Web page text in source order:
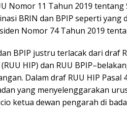
Nomor 11 Tahun 2019
BRIN dan BPIP seperti yang
Nomor 74 Tahun 2019
BPIP justru terlacak dari draf
HIP) dan RUU
Dalam draf RUU HIP Pasal
yang menyelenggarakan
ketua dewan pengarah di